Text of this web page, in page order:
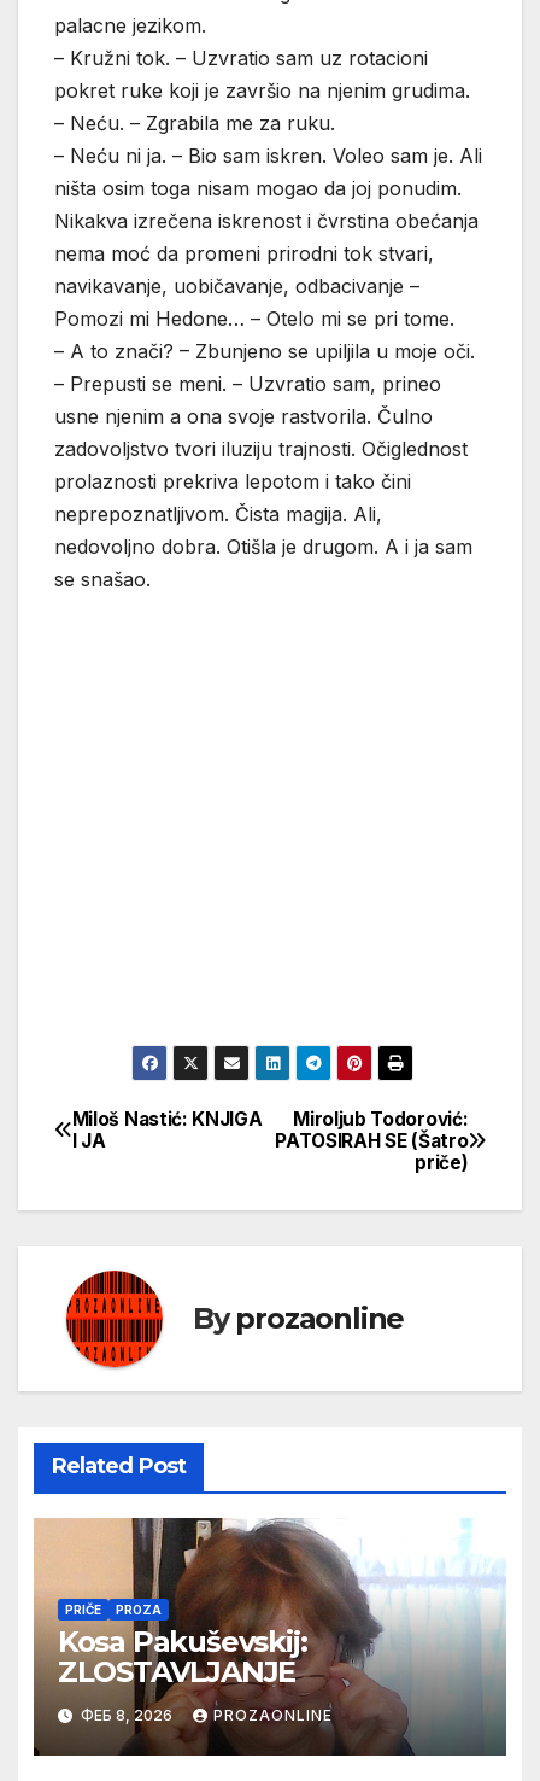
palacne jezikom.
– Kružni tok. – Uzvratio sam uz rotacioni
pokret ruke koji je završio na njenim grudima.
– Neću. – Zgrabila me za ruku.
– Neću ni ja. – Bio sam iskren. Voleo sam je. Ali
ništa osim toga nisam mogao da joj ponudim.
Nikakva izrečena iskrenost i čvrstina obećanja
nema moć da promeni prirodni tok stvari,
navikavanje, uobičavanje, odbacivanje –
Pomozi mi Hedone… – Otelo mi se pri tome.
– A to znači? – Zbunjeno se upiljila u moje oči.
– Prepusti se meni. – Uzvratio sam, prineo
usne njenim a ona svoje rastvorila. Čulno
zadovoljstvo tvori iluziju trajnosti. Očiglednost
prolaznosti prekriva lepotom i tako čini
neprepoznatljivom. Čista magija. Ali,
nedovoljno dobra. Otišla je drugom. A i ja sam
se snašao.
Кретање
Miroljub Todorović:
PATOSIRAH SE (Šatro
priče)
Miloš Nastić: KNJIGA
I JA
Byprozaonline
Related Post
PRIČE PROZA
Kosa Pakuševskij:
ZLOSTAVLJANJE
ФЕБ 8, 2026 PROZAONLINE